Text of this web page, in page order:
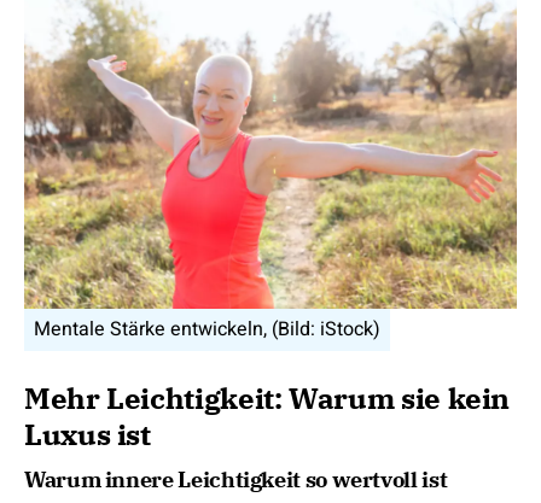
Mentale Stärke entwickeln, (Bild: iStock)
Mehr Leichtigkeit: Warum sie kein
Luxus ist
Warum innere Leichtigkeit so wertvoll ist